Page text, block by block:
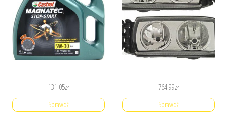
131.05zł
Sprawdź
764.99zł
Sprawdź